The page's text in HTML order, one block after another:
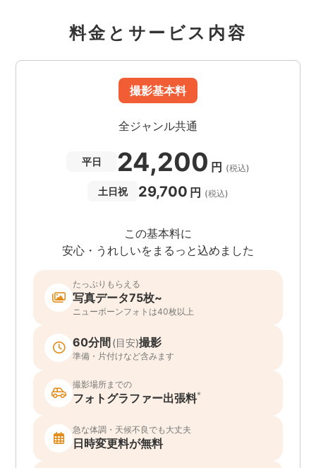
料金とサービス内容
撮影基本料
全ジャンル共通
平日 24,200 円 (税込)
土日祝 29,700 円 (税込)
この基本料に
安心・うれしいをまるっと込めました
たっぷりもらえる
写真データ75枚~
ニューボーンフォトは40枚以上
60分間 (目安)撮影
準備・片付けなど含みます
撮影場所までの
フォトグラファー出張料*
急な体調・天候不良でも大丈夫
日時変更料が無料